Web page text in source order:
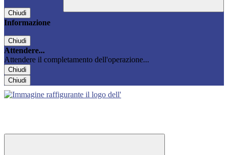
Chiudi
Informazione
Chiudi
Attendere...
Attendere il completamento dell'operazione...
Chiudi
Chiudi